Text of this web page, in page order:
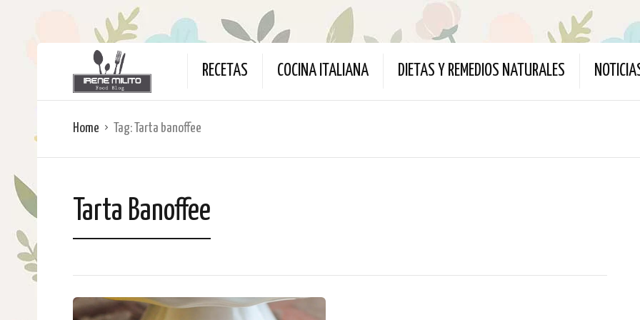
RECETAS COCINA ITALIANA DIETAS Y REMEDIOS NATURALES
Home Tag:Tarta banoffee
Tarta Banoffee